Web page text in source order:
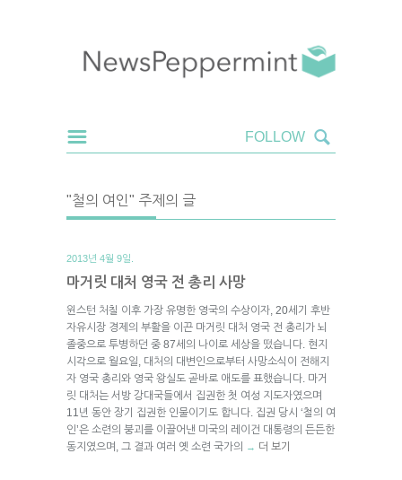
"철의 여인" 주제의 글
2013년 4월 9일.
마거릿 대처 영국 전 총리 사망
윈스턴 처칠 이후 가장 유명한 영국의 수상이자, 20세기 후반
자유시장 경제의 부활을 이끈 마거릿 대처 영국 전 총리가 뇌
졸중으로 투병하던 중 87세의 나이로 세상을 떴습니다. 현지
시각으로 월요일, 대처의 대변인으로부터 사망소식이 전해지
자 영국 총리와 영국 왕실도 곧바로 애도를 표했습니다. 마거
릿 대처는 서방 강대국들에서 집권한 첫 여성 지도자였으며
11년 동안 장기 집권한 인물이기도 합니다. 집권 당시 ‘철의 여
인’은 소련의 붕괴를 이끌어낸 미국의 레이건 대통령의 든든한
동지였으며, 그 결과 여러 옛 소련 국가의
→ 더 보기